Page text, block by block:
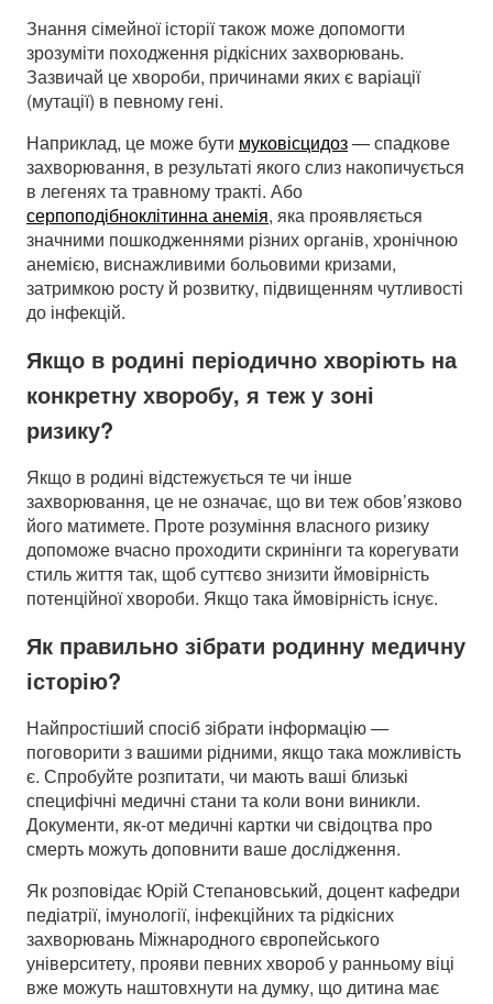
Знання сімейної історії також може допомогти
зрозуміти походження рідкісних захворювань.
Зазвичай це хвороби, причинами яких є варіації
(мутації) в певному гені.
Наприклад, це може бути муковісцидоз— спадкове
захворювання, в результаті якого слиз накопичується
в легенях та травному тракті. Або
серпоподібноклітинна анемія, яка проявляється
значними пошкодженнями різних органів, хронічною
анемією, виснажливими больовими кризами,
затримкою росту й розвитку, підвищенням чутливості
до інфекцій.
Якщо в родині періодично хворіють на
конкретну хворобу, я теж у зоні
ризику?
Якщо в родині відстежується те чи інше
захворювання, це не означає, що ви теж обов’язково
його матимете. Проте розуміння власного ризику
допоможе вчасно проходити скринінги та корегувати
стиль життя так, щоб суттєво знизити ймовірність
потенційної хвороби. Якщо така ймовірність існує.
Як правильно зібрати родинну медичну
історію?
Найпростіший спосіб зібрати інформацію—
поговорити з вашими рідними, якщо така можливість
є. Спробуйте розпитати, чи мають ваші близькі
специфічні медичні стани та коли вони виникли.
Документи, як-от медичні картки чи свідоцтва про
смерть можуть доповнити ваше дослідження.
Як розповідає Юрій Степановський, доцент кафедри
педіатрії, імунології, інфекційних та рідкісних
захворювань Міжнародного європейського
університету, прояви певних хвороб у ранньому віці
вже можуть наштовхнути на думку, що дитина має